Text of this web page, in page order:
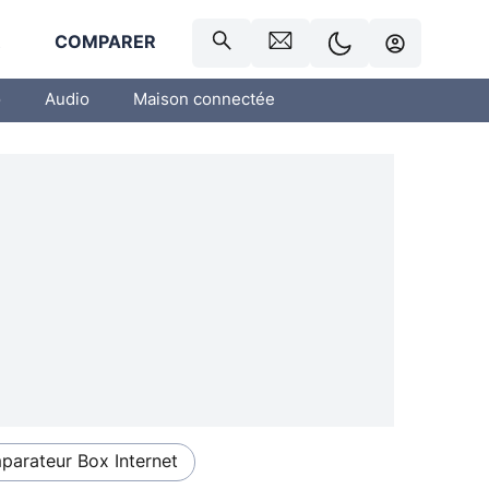
COMPARER
Audio Maison connectée
Box Internet